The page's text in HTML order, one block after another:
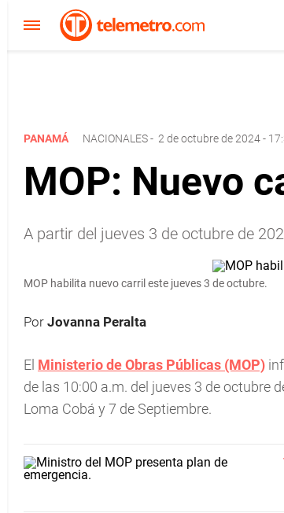
PANAMÁ NACIONALES- 2 de octubre de 2024 -
MOP: Nuevo
A partir del jueves 3 de octubre de
MOP habilita nuevo carril este jueves 3 de octubre.
Por Jovanna Peralta
El Ministerio de Obras Públicas (MOP)
de las 10:00 a.m. del jueves 3 de octubre
Loma Cobá y 7 de Septiembre.